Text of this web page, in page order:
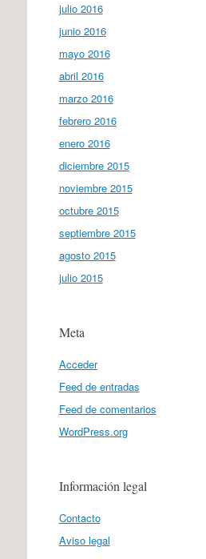
julio 2016
junio 2016
mayo 2016
abril 2016
marzo 2016
febrero 2016
enero 2016
diciembre 2015
noviembre 2015
octubre 2015
septiembre 2015
agosto 2015
julio 2015
Meta
Acceder
Feed de entradas
Feed de comentarios
WordPress.org
Información legal
Contacto
Aviso legal